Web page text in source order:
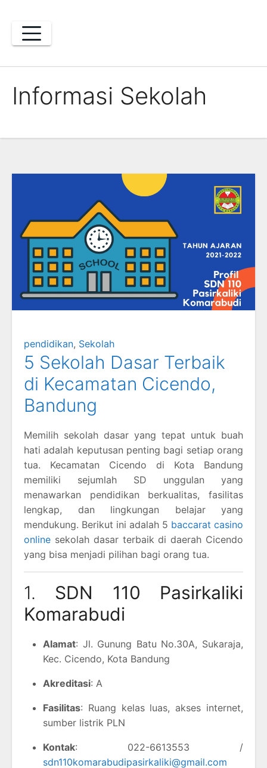
content
Informasi Sekolah
pendidikan, Sekolah
5 Sekolah Dasar Terbaik
di Kecamatan Cicendo,
Bandung
Memilih sekolah dasar yang tepat untuk buah
hati adalah keputusan penting bagi setiap orang
tua. Kecamatan Cicendo di Kota Bandung
memiliki sejumlah SD unggulan yang
menawarkan pendidikan berkualitas, fasilitas
lengkap, dan lingkungan belajar yang
mendukung. Berikut ini adalah 5 baccarat casino
online sekolah dasar terbaik di daerah Cicendo
yang bisa menjadi pilihan bagi orang tua.
1. SDN 110 Pasirkaliki
Komarabudi
Alamat: Jl. Gunung Batu No.30A, Sukaraja,
Kec. Cicendo, Kota Bandung
Akreditasi: A
Fasilitas: Ruang kelas luas, akses internet,
sumber listrik PLN
Kontak: 022-6613553 /
sdn110komarabudipasirkaliki@gmail.com